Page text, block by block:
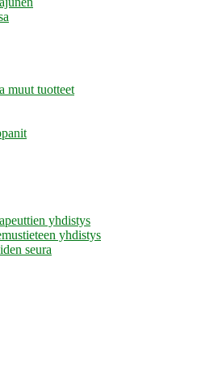
muut tuotteet
yhdistys
yhdistys
seura